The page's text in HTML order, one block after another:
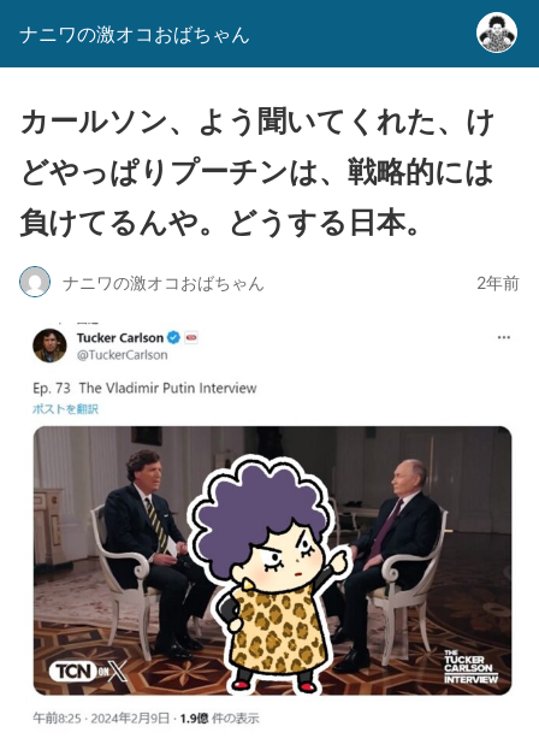
ナニワの激オコおばちゃん
カールソン、よう聞いてくれた、け
どやっぱりプーチンは、戦略的には
負けてるんや。どうする日本。
ナニワの激オコおばちゃん 2年前